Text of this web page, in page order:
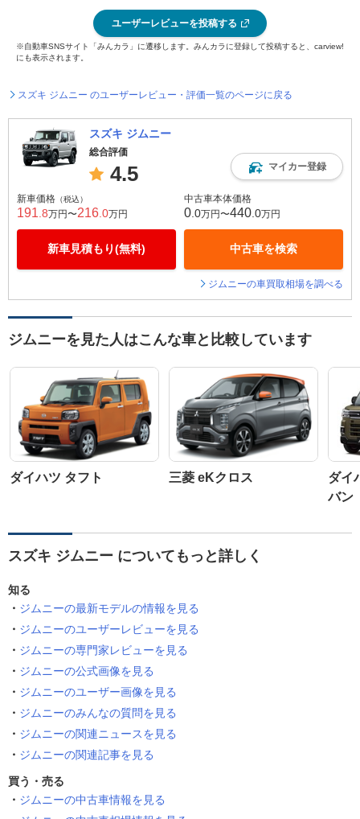
ユーザーレビューを投稿する
※自動車SNSサイト「みんカラ」に遷移します。みんカラに登録して投稿すると、carview!
にも表示されます。
スズキ ジムニー のユーザーレビュー・評価一覧のページに戻る
スズキ ジムニー
総合評価
4.5 マイカー登録
新車価格 （税込）
191 .8万円〜216 .0万円
新車見積もり(無料)
中古車本体価格
0 .0万円〜440 .0万円
中古車を検索
ジムニーの車買取相場を調べる
ジムニーを見た人はこんな車と比較しています
ダイハツ タフト 三菱 eKクロス
ダイ
バン
スズキ ジムニー についてもっと詳しく
知る
ジムニーの最新モデルの情報を見る
ジムニーのユーザーレビューを見る
ジムニーの専門家レビューを見る
ジムニーの公式画像を見る
ジムニーのユーザー画像を見る
ジムニーのみんなの質問を見る
ジムニーの関連ニュースを見る
ジムニーの関連記事を見る
買う・売る
ジムニーの中古車情報を見る